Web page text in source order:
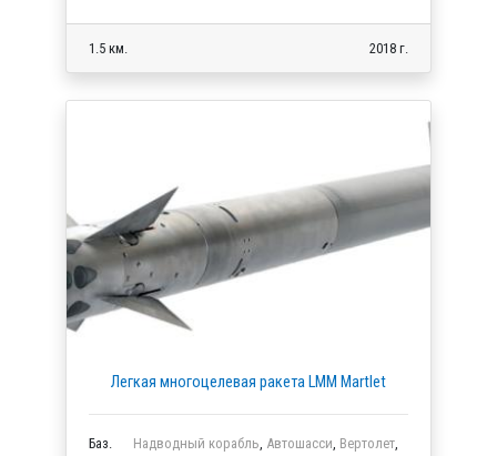
1.5 км. 2018 г.
Легкая многоцелевая ракета LMM Martlet
Баз. Надводный корабль, Автошасси, Вертолет,